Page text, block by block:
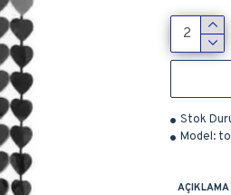
Stok
Model:
AÇIKLAMA